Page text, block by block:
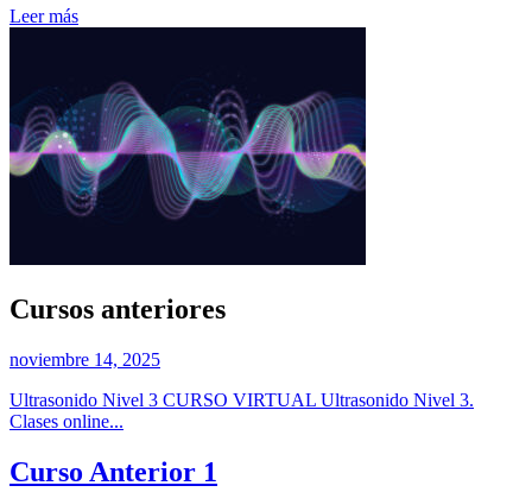
Leer más
Cursos anteriores
noviembre 14, 2025
Ultrasonido Nivel 3 CURSO VIRTUAL Ultrasonido Nivel 3.
Clases online...
Curso Anterior 1